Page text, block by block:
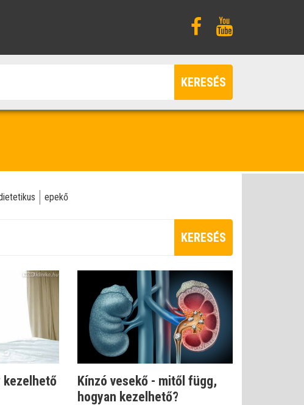
KERESÉS
epekő
KERESÉS
kezelhető
Kínzó vesekő - mitől függ,
hogyan kezelhető?